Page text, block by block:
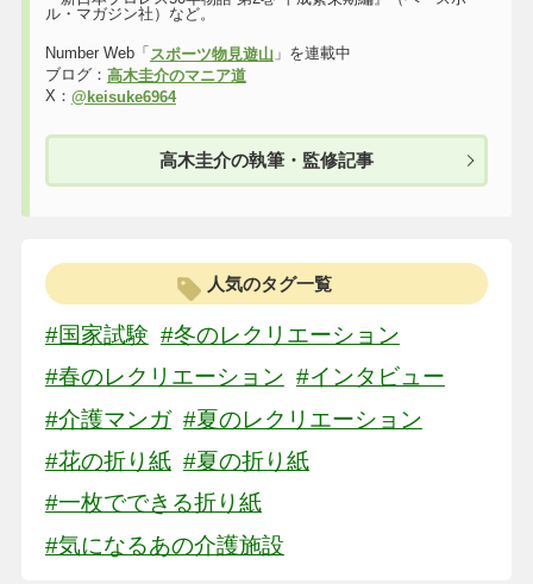
ル・マガジン社）など。
Number Web「 スポーツ物見遊山 」を連載中
ブログ： 高木圭介のマニア道
X： @keisuke6964
高木圭介の執筆・監修記事
人気のタグ一覧
#国家試験 #冬のレクリエーション
#春のレクリエーション #インタビュー
#介護マンガ #夏のレクリエーション
#花の折り紙 #夏の折り紙
#一枚でできる折り紙
#気になるあの介護施設